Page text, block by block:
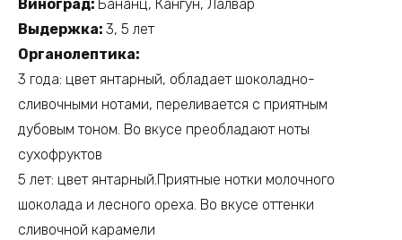
Виноград: Бананц, Кангун, Лалвар
Выдержка: 3, 5 лет
Органолептика:
3 года: цвет янтарный, обладает шоколадно-
сливочными нотами, переливается с приятным
дубовым тоном. Во вкусе преобладают ноты
сухофруктов
5 лет: цвет янтарный.Приятные нотки молочного
шоколада и лесного ореха. Во вкусе оттенки
сливочной карамели